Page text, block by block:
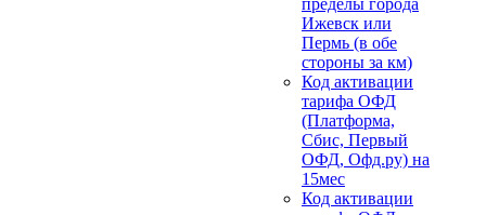
пределы города
Ижевск или
Пермь (в обе
стороны за км)
Код активации
тарифа ОФД
(Платформа,
Сбис, Первый
ОФД, Офд.ру) на
15мес
Код активации